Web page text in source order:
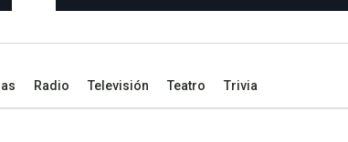
Radio Televisión Teatro Trivia